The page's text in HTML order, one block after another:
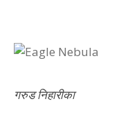
गरुड निहारीका